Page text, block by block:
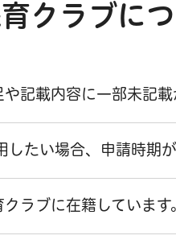
クラブに
記載内容に一部未記
したい場合、申請時期
クラブに在籍していま